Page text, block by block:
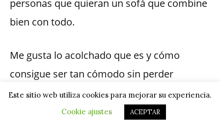
personas que quieran un sofá que combine
bien con todo.
Me gusta lo acolchado que es y cómo
consigue ser tan cómodo sin perder
firmeza. Y es que a pesar de sus mullidos
cojines, la espuma aporta un buen soporte
Este sitio web utiliza cookies para mejorar su experiencia.
Cookie ajustes
ACEPTAR